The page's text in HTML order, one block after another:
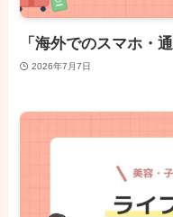
「海外でのスマホ・
2026年7月7日